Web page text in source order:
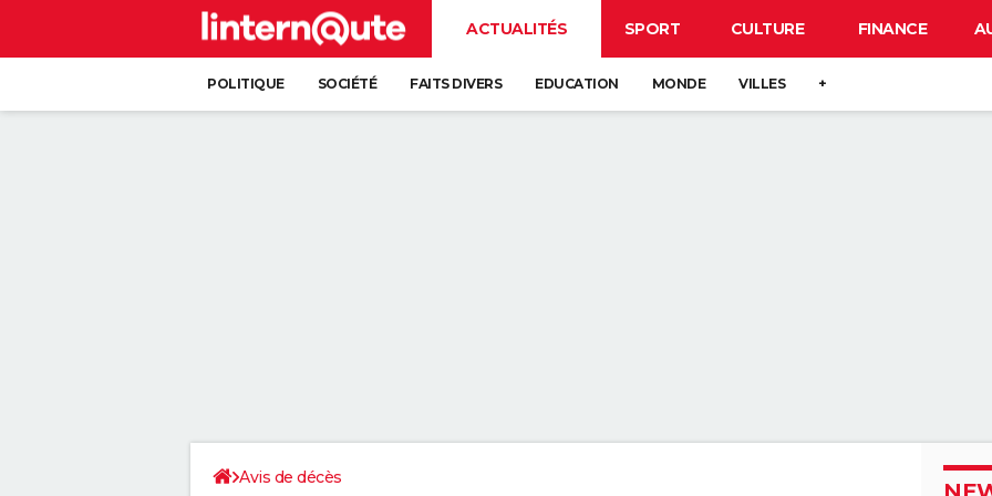
ACTUALITÉS SPORT CULTURE FINANCE
POLITIQUE SOCIÉTÉ FAITS DIVERS EDUCATION MONDE VILLES +
Avis de décès